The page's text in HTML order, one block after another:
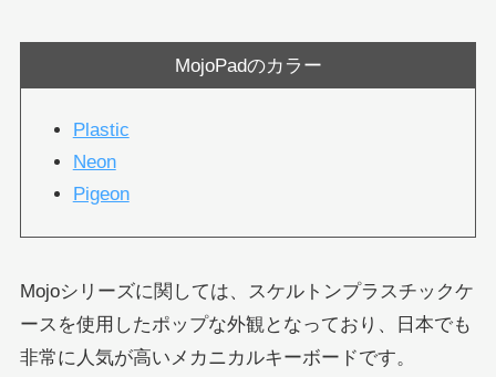
MojoPadのカラー
Plastic
Neon
Pigeon
Mojoシリーズに関しては、スケルトンプラスチックケ
ースを使用したポップな外観となっており、日本でも
非常に人気が高いメカニカルキーボードです。